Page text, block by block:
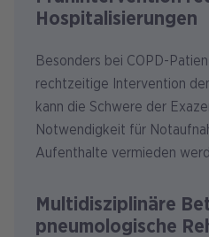
Hospitalisierungen
Besonders bei COPD-
rechtzeitige Intervention
kann die Schwere der
Notwendigkeit für
Aufenthalte vermieden
Multidisziplinäre
pneumologische